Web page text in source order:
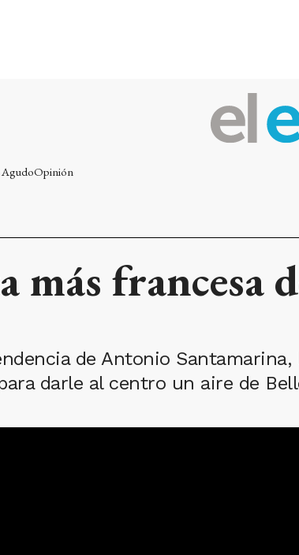
Opinión
más francesa
de Antonio
darle al centro un aire de